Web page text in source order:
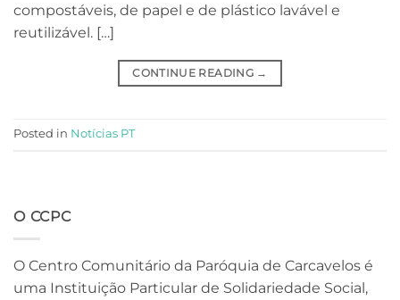
compostáveis, de papel e de plástico lavável e
reutilizável. […]
CONTINUE READING →
Posted in Notícias PT
O CCPC
O Centro Comunitário da Paróquia de Carcavelos é
uma Instituição Particular de Solidariedade Social,